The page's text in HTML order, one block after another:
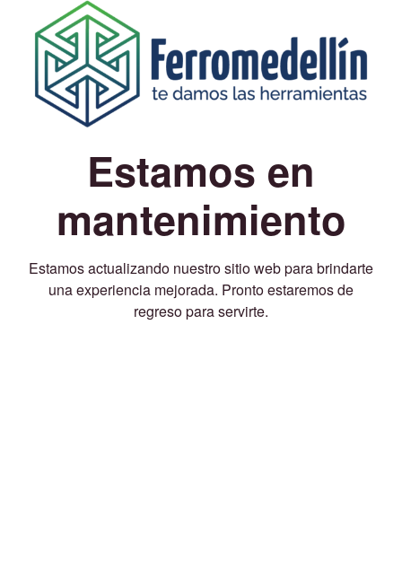
Estamos en
mantenimiento
Estamos actualizando nuestro sitio web para brindarte
una experiencia mejorada. Pronto estaremos de
regreso para servirte.